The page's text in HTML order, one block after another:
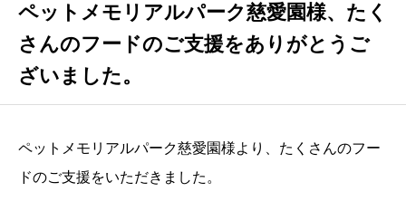
ペットメモリアルパーク慈愛園様、たく
さんのフードのご支援をありがとうご
ざいました。
ペットメモリアルパーク慈愛園様より、たくさんのフー
ドのご支援をいただきました。